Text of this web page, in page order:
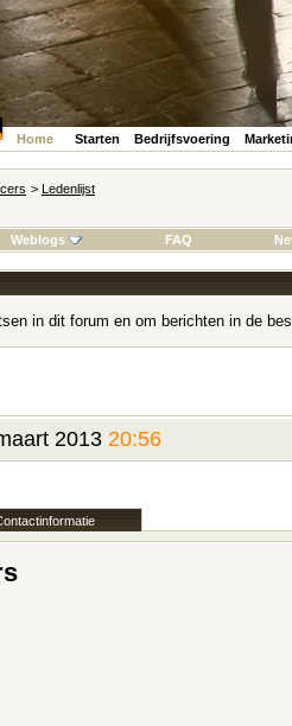
Home Starten Bedrijfsvoering
> Ledenlijst
Weblogs FAQ
in dit forum en om berichten in de
2013 20:56